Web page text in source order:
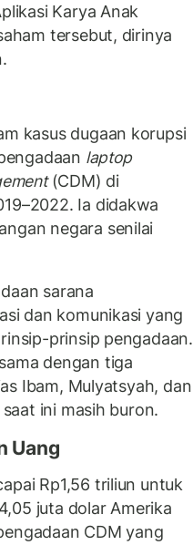
Karya Anak
tersebut, dirinya
kasus dugaan korupsi
laptop
(CDM) di
Ia didakwa
negara senilai
sarana
dan komunikasi yang
prinsip pengadaan.
dengan tiga
Ibam, Mulyatsyah, dan
ini masih buron.
Uang
Rp1,56 triliun untuk
juta dolar Amerika
CDM yang